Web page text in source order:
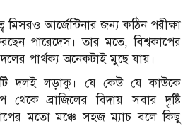
মিসরও আর্জেন্টিনার জন্য কঠিন পরীক্ষা
পারেদেস। তার মতে, বিশ্বকাপের
পার্থক্য অনেকটাই মুছে যায়।
দলই লড়াকু। যে কেউ যে কাউকে
থেকে ব্রাজিলের বিদায় সবার দৃষ্টি
মতো মঞ্চে সহজ ম্যাচ বলে কিছু